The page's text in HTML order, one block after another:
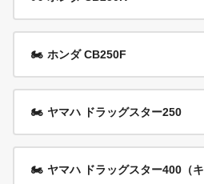
🏍️ ホンダ CB250F
🏍️ ヤマハ ドラッグスター250
🏍️ ヤマハ ドラッグスター400（キ